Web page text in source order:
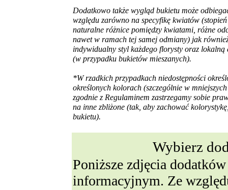
Dodatkowo także wygląd bukietu może
względu zarówno na specyfikę kwiatów
naturalne różnice pomiędzy kwiatami, różne
nawet w ramach tej samej odmiany) jak
indywidualny styl każdego florysty oraz lokalną
(w przypadku bukietów mieszanych).
*W rzadkich przypadkach niedostępności
określonych kolorach (szczególnie w
zgodnie z Regulaminem zastrzegamy sobie
na inne zbliżone (tak, aby zachować
bukietu).
Wybierz
Poniższe zdjęcia
informacyjnym. Ze